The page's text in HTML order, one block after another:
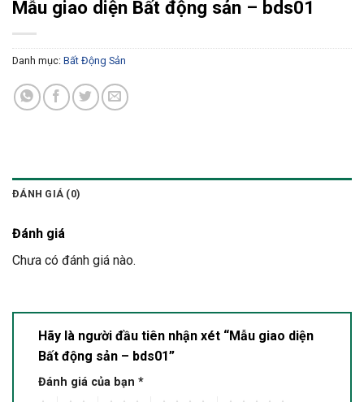
Mẫu giao diện Bất động sản – bds01
Danh mục: Bất Động Sản
ĐÁNH GIÁ (0)
Đánh giá
Chưa có đánh giá nào.
Hãy là người đầu tiên nhận xét “Mẫu giao diện
Bất động sản – bds01”
Đánh giá của bạn *